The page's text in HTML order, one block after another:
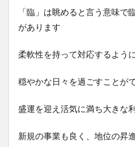
「臨」は眺めると言う意味
があります
柔軟性を持って対応するよう
穏やかな日々を過ごすことが
盛運を迎え活気に満ち大きな
新規の事業も良く、地位の昇